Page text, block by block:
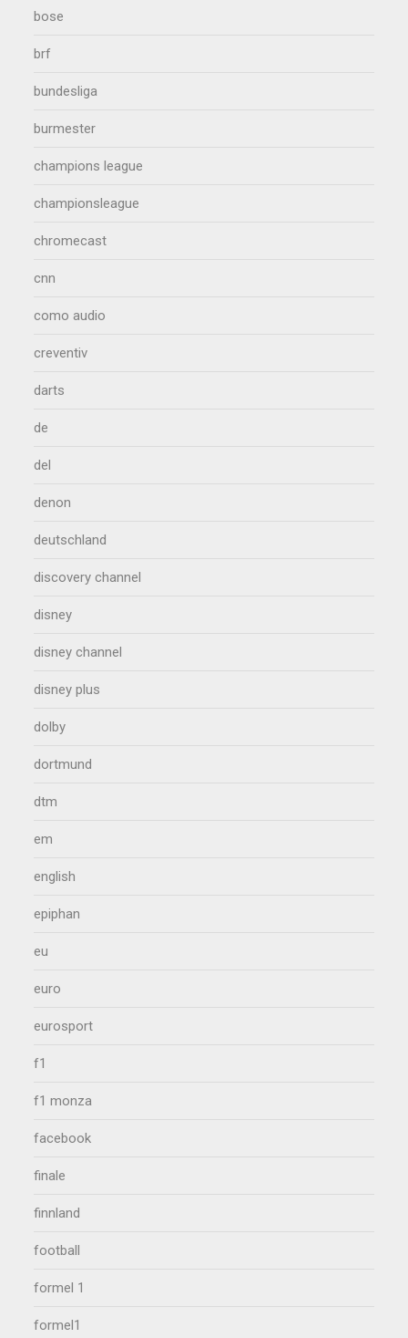
bose
brf
bundesliga
burmester
champions league
championsleague
chromecast
cnn
como audio
creventiv
darts
de
del
denon
deutschland
discovery channel
disney
disney channel
disney plus
dolby
dortmund
dtm
em
english
epiphan
eu
euro
eurosport
f1
f1 monza
facebook
finale
finnland
football
formel 1
formel1